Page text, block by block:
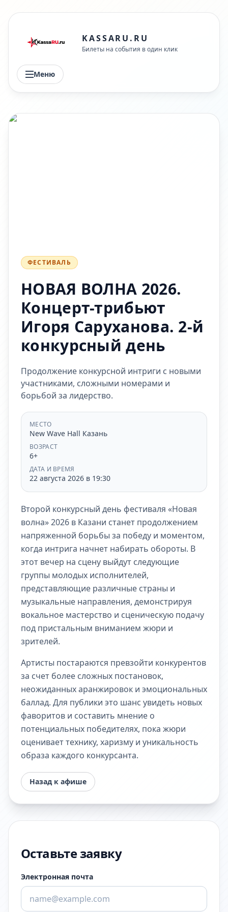
KASSARU.RU
Билеты на события в один клик
Меню
ФЕСТИВАЛЬ
НОВАЯ ВОЛНА 2026.
Концерт-трибьют
Игоря Саруханова. 2-й
конкурсный день
Продолжение конкурсной интриги с новыми
участниками, сложными номерами и
борьбой за лидерство.
МЕСТО
New Wave Hall Казань
ВОЗРАСТ
6+
ДАТА И ВРЕМЯ
22 августа 2026 в 19:30
Второй конкурсный день фестиваля «Новая
волна» 2026 в Казани станет продолжением
напряженной борьбы за победу и моментом,
когда интрига начнет набирать обороты. В
этот вечер на сцену выйдут следующие
группы молодых исполнителей,
представляющие различные страны и
музыкальные направления, демонстрируя
вокальное мастерство и сценическую подачу
под пристальным вниманием жюри и
зрителей.
Артисты постараются превзойти конкурентов
за счет более сложных постановок,
неожиданных аранжировок и эмоциональных
баллад. Для публики это шанс увидеть новых
фаворитов и составить мнение о
потенциальных победителях, пока жюри
оценивает технику, харизму и уникальность
образа каждого конкурсанта.
Назад к афише
Оставьте заявку
Электронная почта